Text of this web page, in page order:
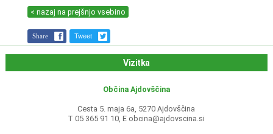
< nazaj na prejšnjo vsebino
Share Tweet
Vizitka
Občina Ajdovščina
Cesta 5. maja 6a, 5270 Ajdovščina
T 05 365 91 10, E obcina@ajdovscina.si